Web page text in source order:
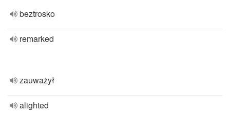
beztrosko
remarked
zauważył
alighted